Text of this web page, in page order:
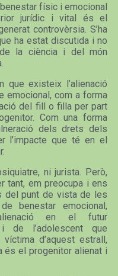
físic i emocional
jurídic i vital és el
controvèrsia. S’ha
ha estat discutida i no
la ciència i del món
que existeix l’alienació
emocional, com a forma
del fill o filla per part
Com una forma
dels drets dels
l’impacte que té en el
ni jurista. Però,
tant, em preocupa i ens
del punt de vista de les
benestar emocional,
en el futur
i de l’adolescent que
d’aquest estrall,
és el progenitor alienat i